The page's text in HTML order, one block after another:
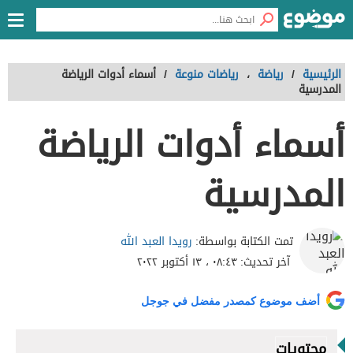
الرئيسية / رياضة ، رياضات منوعة / أسماء أدوات الرياضة
المدرسية
أسماء أدوات الرياضة
المدرسية
تمت الكتابة بواسطة: رويدا العبد الله
آخر تحديث:٠٨:٤٣ ، ١٣ أكتوبر ٢٠٢٢
أضف موضوع كمصدر مفضل في جوجل